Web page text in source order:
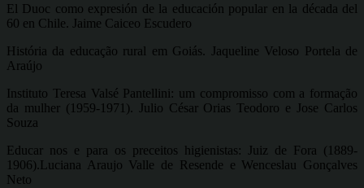
El Duoc como expresión de la educación popular en la década del
60 en Chile. Jaime Caiceo Escudero
História da educação rural em Goiás. Jaqueline Veloso Portela de
Araújo
Instituto Teresa Valsé Pantellini: um compromisso com a formação
da mulher (1959-1971). Julio César Orias Teodoro e Jose Carlos
Souza
Educar nos e para os preceitos higienistas: Juiz de Fora (1889-
1906).Luciana Araujo Valle de Resende e Wenceslau Gonçalves
Neto